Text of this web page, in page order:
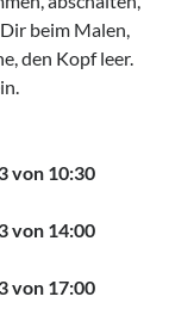
beim Malen,
den Kopf leer.
von 10:30
von 14:00
von 17:00